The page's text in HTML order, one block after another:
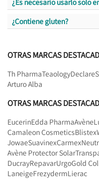
¿Es necesario usarlo solo
¿Contiene gluten?
OTRAS MARCAS
Th PharmaTeaologyDeclare
Arturo Alba
OTRAS MARCAS
EucerinEdda PharmaAvène
Camaleon CosmeticsBlistex
JowaeSuavinexCarmex
Avène Protector Solar
DucrayRepavarUrgoGold
LaneigeFrezydermLierac